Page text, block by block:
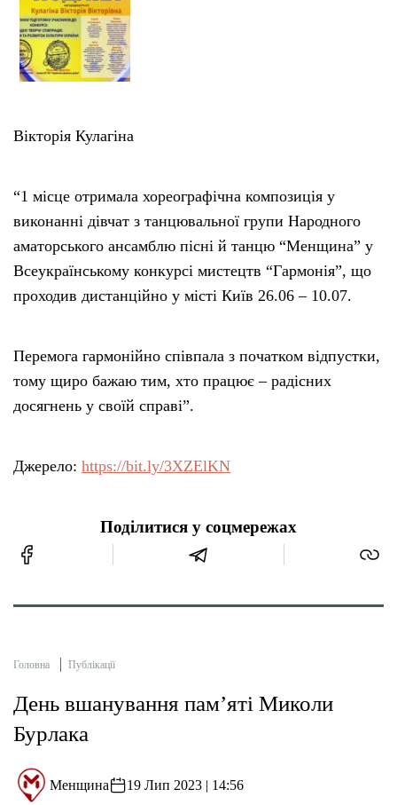
Вікторія Кулагіна
“1 місце отримала хореографічна композиція у
виконанні дівчат з танцювальної групи Народного
аматорського ансамблю пісні й танцю “Менщина” у
Всеукраїнському конкурсі мистецтв “Гармонія”, що
проходив дистанційно у місті Київ 26.06 – 10.07.
Перемога гармонійно співпала з початком відпустки,
тому щиро бажаю тим, хто працює – радісних
досягнень у своїй справі”.
Джерело: https://bit.ly/3XZElKN
Поділитися у соцмережах
Головна Публікації
День вшанування пам’яті Миколи
Бурлака
Менщина 19 Лип 2023 | 14:56